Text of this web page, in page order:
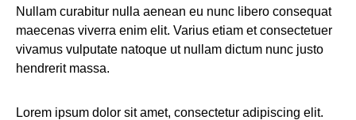
Nullam curabitur nulla aenean eu nunc libero consequat
maecenas viverra enim elit. Varius etiam et consectetuer
vivamus vulputate natoque ut nullam dictum nunc justo
hendrerit massa.
Lorem ipsum dolor sit amet, consectetur adipiscing elit.